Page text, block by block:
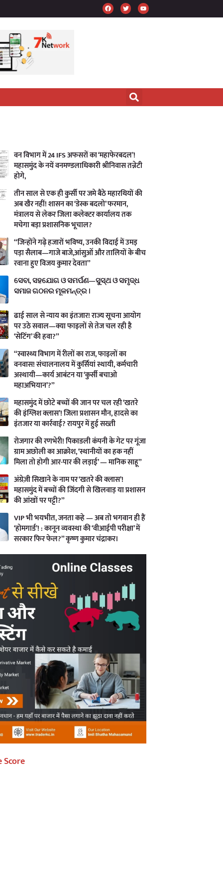
वन विभाग में 24 IFS अफसरों का ‘महाफेरबदल’!
महासमुंद के नयें वनमण्डलाधिकारी श्रीनिवास तन्नेटी
होगे,
तीन साल से एक ही कुर्सी पर जमे बैठे महारथियों की
अब खैर नहीं! शासन का ‘डेस्क बदलो’ फरमान,
मंत्रालय से लेकर जिला कलेक्टर कार्यालय तक
मचेगा बड़ा प्रशासनिक भूचाल?
“जिन्होंने गढ़े हजारों भविष्य, उनकी विदाई में उमड़
पड़ा सैलाब—गाजे बाजे,आंसुओं और तालियों के बीच
रवाना हुए विजय कुमार देवता”
ସେବା, ସହଯୋଗ ଓ ସମର୍ପଣ—ସୁସ୍ଥ ଓ ସମୃଦ୍ଧ
ସମାଜ ଗଠନର ମୂଳମନ୍ତ୍ର ।
ढाई साल से न्याय का इंतजार! राज्य सूचना आयोग
पर उठे सवाल—क्या फाइलों से तेज चल रही है
‘सेटिंग’ की हवा?”
“स्वास्थ्य विभाग में रीलों का राज, फाइलों का
वनवास! संचालनालय में कुर्सियां स्थायी, कर्मचारी
अस्थायी—कार्य आबंटन या ‘कुर्सी बचाओ
महाअभियान’?”
महासमुंद में छोटे बच्चों की जान पर चल रही ‘खतरे
की इंग्लिश क्लास’! जिला प्रशासन मौन, हादसे का
इंतजार या कार्रवाई? रायपुर में हुई सख्ती
रोजगार की रणभेरी! पिकाडली कंपनी के गेट पर गूंजा
ग्राम अछोली का आक्रोश, ‘स्थानीयों का हक नहीं
मिला तो होगी आर-पार की लड़ाई’ — मानिक साहू”
अंग्रेज़ी सिखाने के नाम पर ‘खतरे की क्लास’!
महासमुंद में बच्चों की जिंदगी से खिलवाड़ या प्रशासन
की आंखों पर पट्टी?”
VIP भी भयभीत, जनता कहे — अब तो भगवान ही हैं
‘होमगार्ड’! : कानून व्यवस्था की ‘वीआईपी परीक्षा’ में
सरकार फिर फेल?” कृष्ण कुमार चंद्राकर।
Score